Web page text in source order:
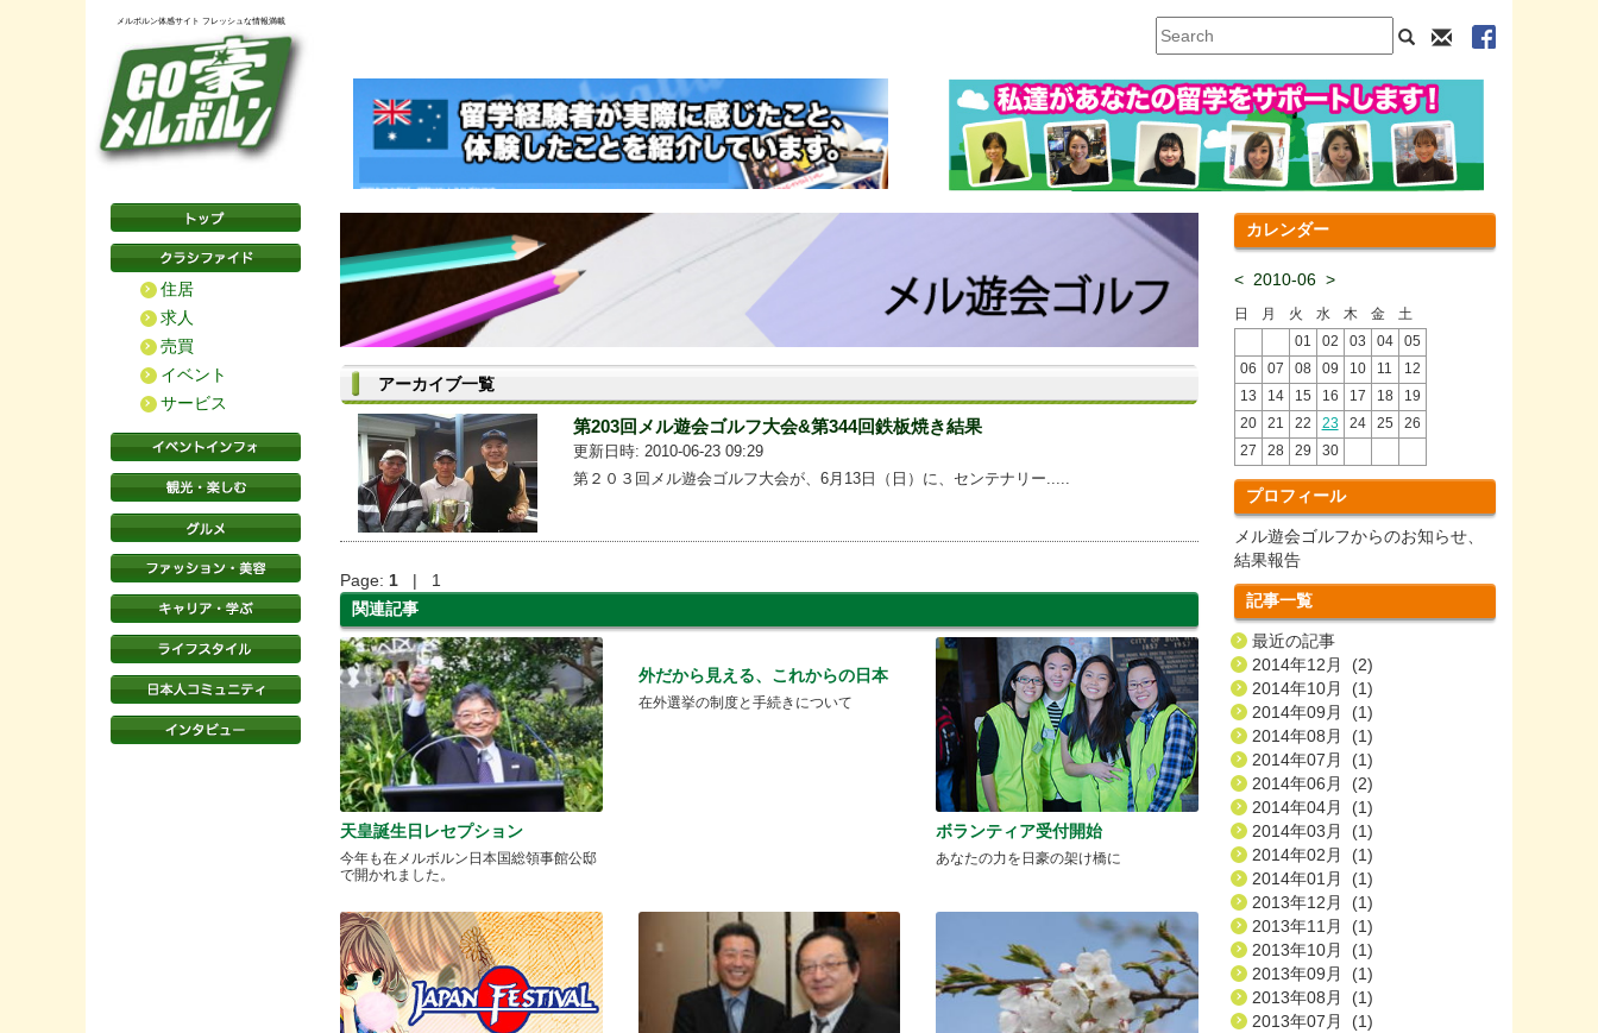
メルボルン体感サイト フレッシュな情報満載
住居
求人
売買
イベント
サービス
アーカイブ一覧
第203回メル遊会ゴルフ大会&第344回鉄板焼き結果
更新日時: 2010-06-23 09:29
第２０３回メル遊会ゴルフ大会が、6月13日（日）に、センテナリー.....
Page: 1 | 1
関連記事
天皇誕生日レセプション
今年も在メルボルン日本国総領事館公邸
で開かれました。
外だから見える、これからの日本
在外選挙の制度と手続きについて
ボランティア受付開始
あなたの力を日豪の架け橋に
カレンダー
< 2010-06 >
日 月 火 水 木 金
土
01
02 03 04
05
06
07 08 09 10 11
12
13
14 15 16 17 18
19
20
21 22 23 24 25
26
27
28 29 30
プロフィール
メル遊会ゴルフからのお知らせ、
結果報告
記事一覧
最近の記事
2014年12月 (2)
2014年10月 (1)
2014年09月 (1)
2014年08月 (1)
2014年07月 (1)
2014年06月 (2)
2014年04月 (1)
2014年03月 (1)
2014年02月 (1)
2014年01月 (1)
2013年12月 (1)
2013年11月 (1)
2013年10月 (1)
2013年09月 (1)
2013年08月 (1)
2013年07月 (1)